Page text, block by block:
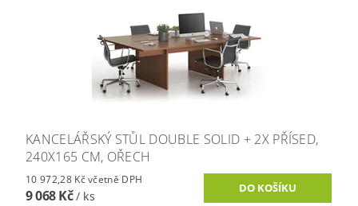
KANCELÁŘSKÝ STŮL DOUBLE SOLID + 2X PŘÍSED,
240X165 CM, OŘECH
10 972,28 Kč včetně DPH
9 068 Kč/ ks